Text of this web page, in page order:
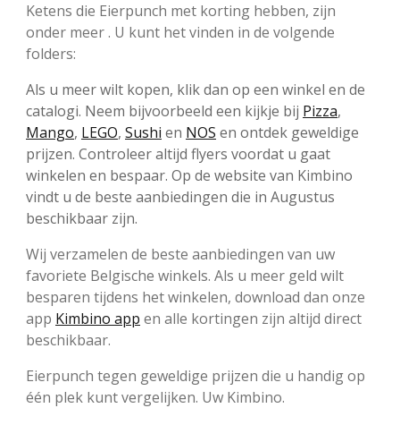
Ketens die Eierpunch met korting hebben, zijn
onder meer . U kunt het vinden in de volgende
folders:
Als u meer wilt kopen, klik dan op een winkel en de
catalogi. Neem bijvoorbeeld een kijkje bij Pizza,
Mango, LEGO, Sushi en NOS en ontdek geweldige
prijzen. Controleer altijd flyers voordat u gaat
winkelen en bespaar. Op de website van Kimbino
vindt u de beste aanbiedingen die in Augustus
beschikbaar zijn.
Wij verzamelen de beste aanbiedingen van uw
favoriete Belgische winkels. Als u meer geld wilt
besparen tijdens het winkelen, download dan onze
app Kimbino app en alle kortingen zijn altijd direct
beschikbaar.
Eierpunch tegen geweldige prijzen die u handig op
één plek kunt vergelijken. Uw Kimbino.